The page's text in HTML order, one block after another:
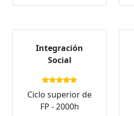
Integración
Social
Ciclo superior de
FP - 2000h